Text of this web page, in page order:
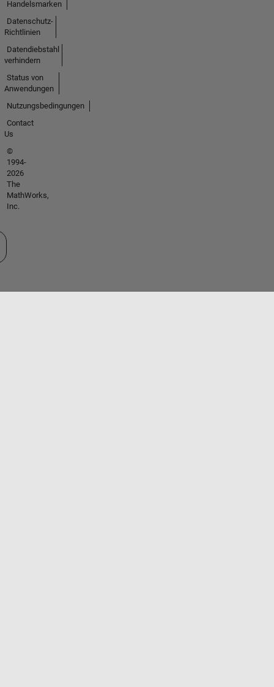
Handelsmarken
Datenschutz-
Richtlinien
Datendiebstahl
verhindern
Status von
Anwendungen
Nutzungsbedingungen
Contact
Us
©
1994-
2026
The
MathWorks,
Inc.